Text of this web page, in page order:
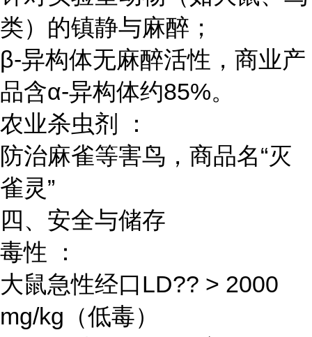
类）的镇静与麻醉；
β-异构体无麻醉活性，商业产
品含α-异构体约85%。
农业杀虫剂 ：
防治麻雀等害鸟，商品名“灭
雀灵”
四、安全与储存
毒性 ：
大鼠急性经口LD?? > 2000
mg/kg（低毒）